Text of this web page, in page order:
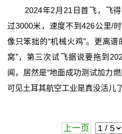
2024年2月21日首飞，飞
过3000米，速度不到426公里/
像只笨拙的“机械火鸡”。更离
窝”，第三次试飞据说要拖到
闻，居然是“地面成功测试加力
可见土耳其航空工业是真没活儿了
上一页